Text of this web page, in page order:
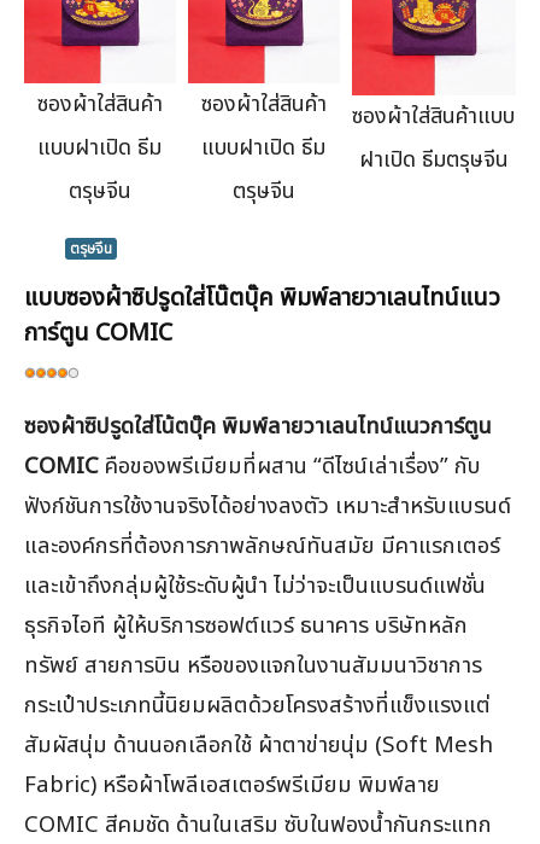
ซองผ้าใส่สินค้า
แบบฝาเปิด ธีม
ตรุษจีน
ซองผ้าใส่สินค้า
แบบฝาเปิด ธีม
ตรุษจีน
ซองผ้าใส่สินค้าแบบ
ฝาเปิด ธีมตรุษจีน
ตรุษจีน
แบบซองผ้าซิปรูดใส่โน๊ตบุ๊ค พิมพ์ลายวาเลนไทน์แนว
การ์ตูน COMIC
ให้
เรต
สมาชิก:4/5
ซองผ้าซิปรูดใส่โน้ตบุ๊ค พิมพ์ลายวาเลนไทน์แนวการ์ตูน
COMIC คือของพรีเมียมที่ผสาน “ดีไซน์เล่าเรื่อง” กับ
ฟังก์ชันการใช้งานจริงได้อย่างลงตัว เหมาะสำหรับแบรนด์
และองค์กรที่ต้องการภาพลักษณ์ทันสมัย มีคาแรกเตอร์
และเข้าถึงกลุ่มผู้ใช้ระดับผู้นำ ไม่ว่าจะเป็นแบรนด์แฟชั่น
ธุรกิจไอที ผู้ให้บริการซอฟต์แวร์ ธนาคาร บริษัทหลัก
ทรัพย์ สายการบิน หรือของแจกในงานสัมมนาวิชาการ
กระเป๋าประเภทนี้นิยมผลิตด้วยโครงสร้างที่แข็งแรงแต่
สัมผัสนุ่ม ด้านนอกเลือกใช้ ผ้าตาข่ายนุ่ม (Soft Mesh
Fabric) หรือผ้าโพลีเอสเตอร์พรีเมียม พิมพ์ลาย
COMIC สีคมชัด ด้านในเสริม ซับในฟองน้ำกันกระแทก